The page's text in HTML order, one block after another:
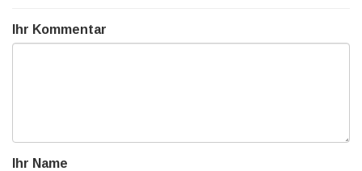
Ihr Kommentar
Ihr Name